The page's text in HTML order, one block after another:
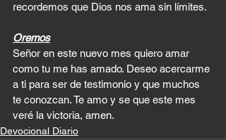
recordemos que Dios nos ama sin límites.
Oremos
Señor en este nuevo mes quiero amar
como tu me has amado. Deseo acercarme
a ti para ser de testimonio y que muchos
te conozcan. Te amo y se que este mes
veré la victoria, amen.
Devocional Diario